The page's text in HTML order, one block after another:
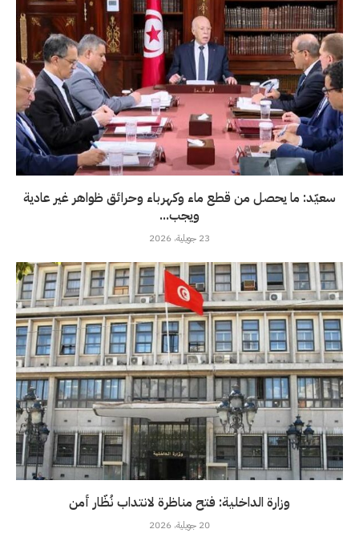
سعيّد: ما يحصل من قطع ماء وكهرباء وحرائق ظواهر غير عادية
ويجب...
23 جويلية، 2026
وزارة الداخلية: فتح مناظرة لانتداب نُظّار أمن
20 جويلية، 2026